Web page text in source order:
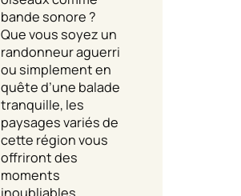
bande sonore ?
Que vous soyez un
randonneur aguerri
ou simplement en
quête d’une balade
tranquille, les
paysages variés de
cette région vous
offriront des
moments
inoubliables.